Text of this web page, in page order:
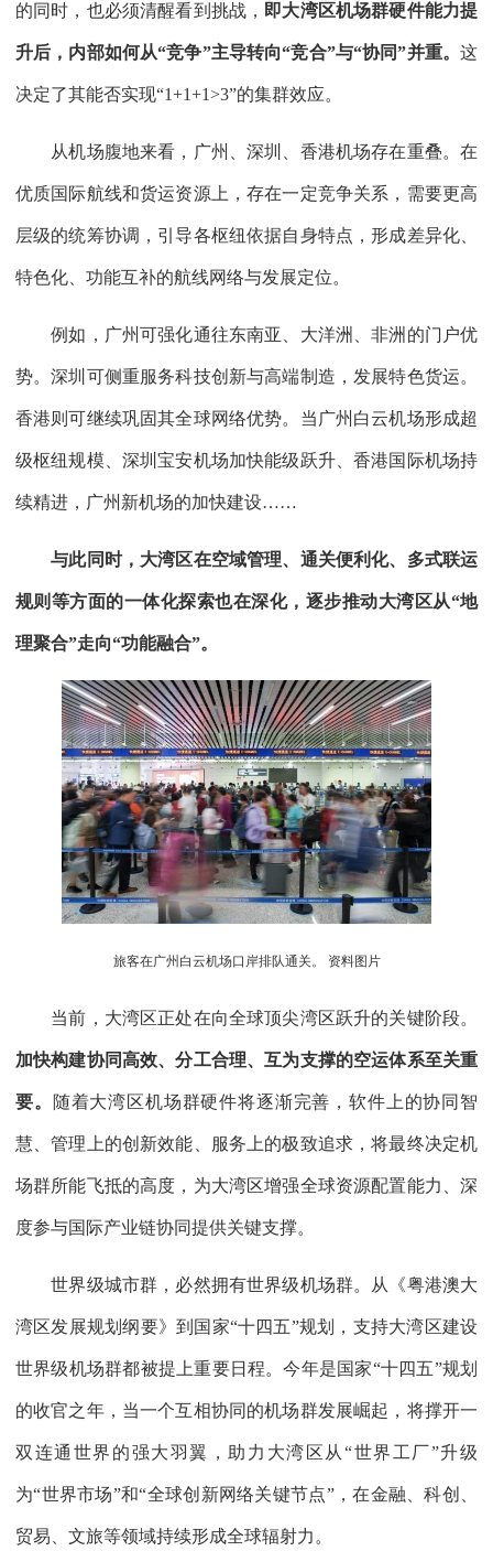
的同时，也必须清醒看到挑战， 即大湾区机场群硬件能力提
升后，内部如何从“竞争”主导转向“竞合”与“协同”并重。 这
决定了其能否实现“1+1+1>3”的集群效应。
从机场腹地来看，广州、深圳、香港机场存在重叠。在
优质国际航线和货运资源上，存在一定竞争关系，需要更高
层级的统筹协调，引导各枢纽依据自身特点，形成差异化、
特色化、功能互补的航线网络与发展定位。
例如，广州可强化通往东南亚、大洋洲、非洲的门户优
势。深圳可侧重服务科技创新与高端制造，发展特色货运。
香港则可继续巩固其全球网络优势。当广州白云机场形成超
级枢纽规模、深圳宝安机场加快能级跃升、香港国际机场持
续精进，广州新机场的加快建设……
与此同时，大湾区在空域管理、通关便利化、多式联运
规则等方面的一体化探索也在深化，逐步推动大湾区从“地
理聚合”走向“功能融合”。
旅客在广州白云机场口岸排队通关。 资料图片
当前，大湾区正处在向全球顶尖湾区跃升的关键阶段。
加快构建协同高效、分工合理、互为支撑的空运体系至关重
要。 随着大湾区机场群硬件将逐渐完善，软件上的协同智
慧、管理上的创新效能、服务上的极致追求，将最终决定机
场群所能飞抵的高度，为大湾区增强全球资源配置能力、深
度参与国际产业链协同提供关键支撑。
世界级城市群，必然拥有世界级机场群。从《粤港澳大
湾区发展规划纲要》到国家“十四五”规划，支持大湾区建设
世界级机场群都被提上重要日程。今年是国家“十四五”规划
的收官之年，当一个互相协同的机场群发展崛起，将撑开一
双连通世界的强大羽翼，助力大湾区从“世界工厂”升级
为“世界市场”和“全球创新网络关键节点”，在金融、科创、
贸易、文旅等领域持续形成全球辐射力。